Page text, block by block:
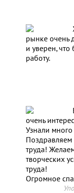
рынке очень
и уверен,
работу.
очень
Узнали
труда!
творческих
труда!
Огромное